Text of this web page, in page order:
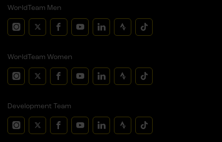
WorldTeam Men
WorldTeam Women
Development Team